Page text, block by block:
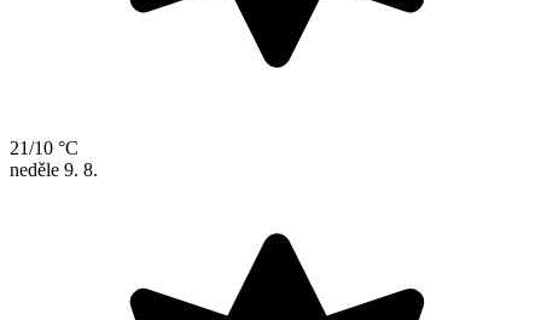
21/10 °C
neděle 9. 8.